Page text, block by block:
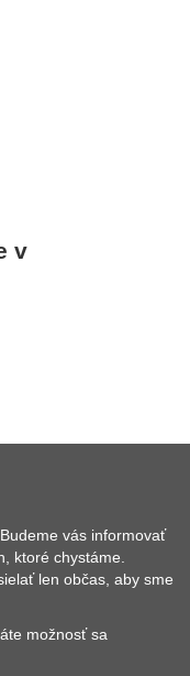
v
vás informovať
ktoré chystáme.
len občas, aby sme
možnosť sa